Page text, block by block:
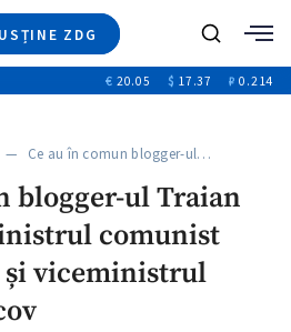
ZDG
Ştiri
Special
ZdGust
€ 20.05 $ 17.37 ₽ 0.214
— Ce au în comun blogger-ul…
blogger-ul Traian
comunist
viceministrul